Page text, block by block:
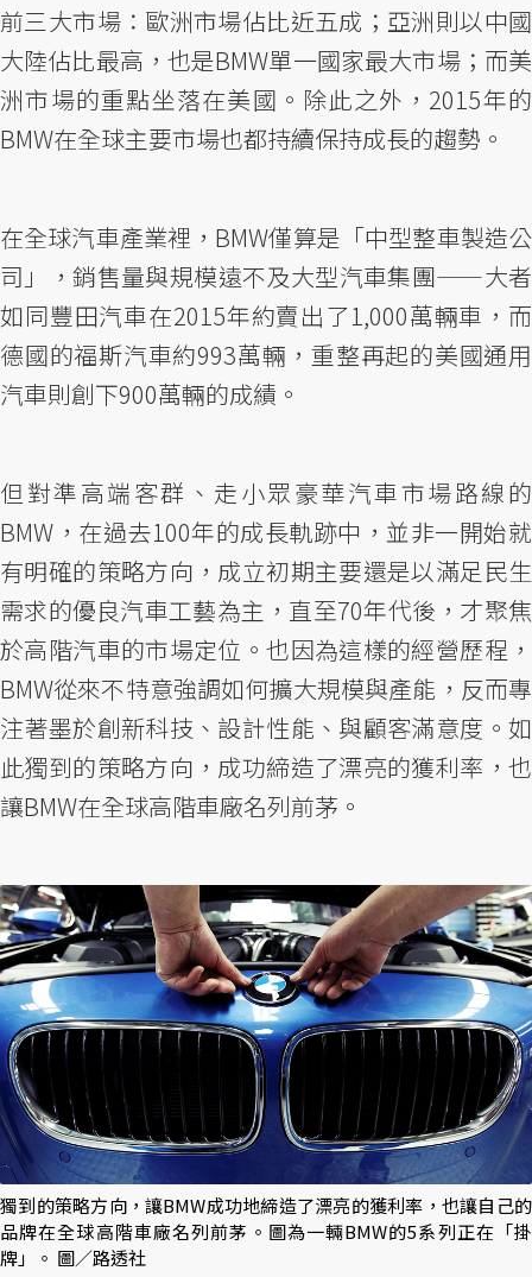
前三大市場：歐洲市場佔比近五成；亞洲則以中國
大陸佔比最高，也是BMW單一國家最大市場；而美
洲市場的重點坐落在美國。除此之外，2015年的
BMW在全球主要市場也都持續保持成長的趨勢。
在全球汽車產業裡，BMW僅算是「中型整車製造公
司」，銷售量與規模遠不及大型汽車集團——大者
如同豐田汽車在2015年約賣出了1,000萬輛車，而
德國的福斯汽車約993萬輛，重整再起的美國通用
汽車則創下900萬輛的成績。
但對準高端客群、走小眾豪華汽車市場路線的
BMW，在過去100年的成長軌跡中，並非一開始就
有明確的策略方向，成立初期主要還是以滿足民生
需求的優良汽車工藝為主，直至70年代後，才聚焦
於高階汽車的市場定位。也因為這樣的經營歷程，
BMW從來不特意強調如何擴大規模與產能，反而專
注著墨於創新科技、設計性能、與顧客滿意度。如
此獨到的策略方向，成功締造了漂亮的獲利率，也
讓BMW在全球高階車廠名列前茅。
獨到的策略方向，讓BMW成功地締造了漂亮的獲利率，也讓自己的
品牌在全球高階車廠名列前茅。圖為一輛BMW的5系列正在「掛
牌」。 圖／路透社